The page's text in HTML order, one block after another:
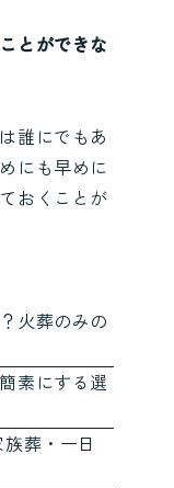
とができな
誰にでもあ
にも早めに
おくことが
火葬のみの
素にする選
葬・一日